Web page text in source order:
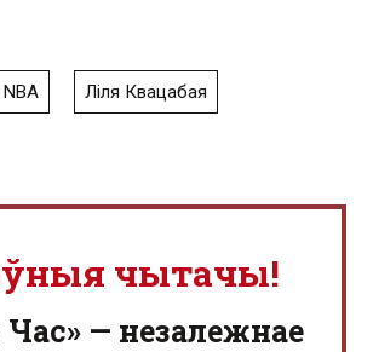
NBA Ліля Квацабая
чытачы!
— незалежнае